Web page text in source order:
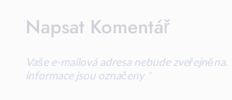
Napsat Komentář
Vaše e-mailová adresa nebude zveřejněna.
informace jsou označeny *